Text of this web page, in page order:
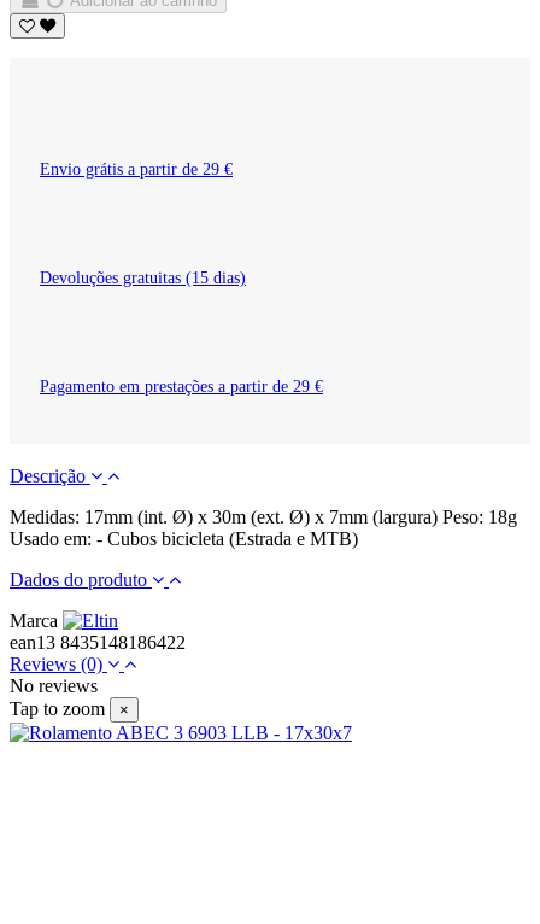
Envio grátis a partir de 29 €
Devoluções gratuitas (15 dias)
Pagamento em prestações a partir de 29 €
Descrição
Medidas: 17mm (int. Ø) x 30m (ext. Ø) x 7mm (largura) Peso: 18g
Usado em: - Cubos bicicleta (Estrada e MTB)
Dados do produto
Marca
ean13 8435148186422
Reviews (0)
No reviews
Tap to zoom
×